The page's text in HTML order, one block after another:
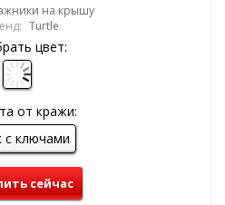
на крышу
Turtle
цвет:
от кражи:
с ключами
сейчас